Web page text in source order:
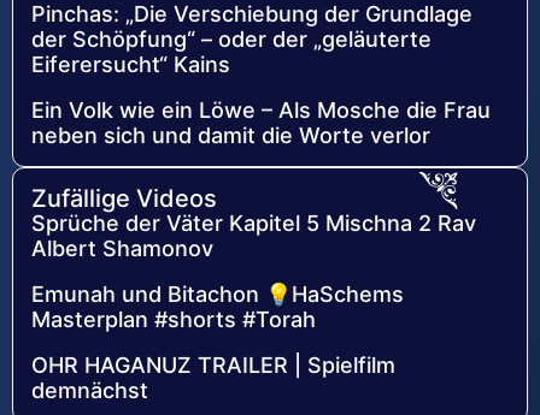
Pinchas: „Die Verschiebung der Grundlage
der Schöpfung“ – oder der „geläuterte
Eiferersucht“ Kains
Ein Volk wie ein Löwe – Als Mosche die Frau
neben sich und damit die Worte verlor
Zufällige Videos
Sprüche der Väter Kapitel 5 Mischna 2 Rav
Albert Shamonov
Emunah und Bitachon 💡HaSchems
Masterplan #shorts #Torah
OHR HAGANUZ TRAILER | Spielfilm
demnächst